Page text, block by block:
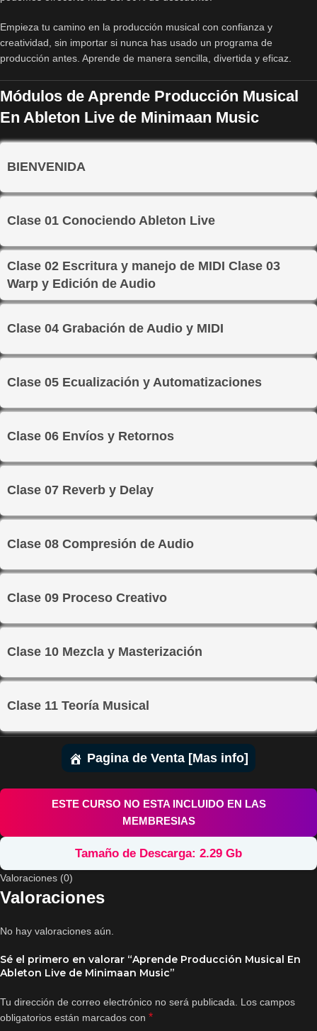
Empieza tu camino en la producción musical con confianza y
creatividad, sin importar si nunca has usado un programa de
producción antes. Aprende de manera sencilla, divertida y eficaz.
Módulos de Aprende Producción Musical
En Ableton Live de Minimaan Music
BIENVENIDA
Clase 01 Conociendo Ableton Live
Clase 02 Escritura y manejo de MIDI Clase 03
Warp y Edición de Audio
Clase 04 Grabación de Audio y MIDI
Clase 05 Ecualización y Automatizaciones
Clase 06 Envíos y Retornos
Clase 07 Reverb y Delay
Clase 08 Compresión de Audio
Clase 09 Proceso Creativo
Clase 10 Mezcla y Masterización
Clase 11 Teoría Musical
Pagina de Venta [Mas info]
ESTE CURSO NO ESTA INCLUIDO EN LAS
MEMBRESIAS
Tamaño de Descarga: 2.29 Gb
Valoraciones (0)
Valoraciones
No hay valoraciones aún.
Sé el primero en valorar “Aprende Producción Musical En
Ableton Live de Minimaan Music”
Tu dirección de correo electrónico no será publicada. Los campos
obligatorios están marcados con *